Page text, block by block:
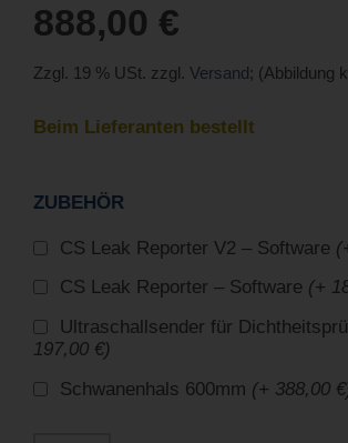
888,00 €
Zzgl. 19 % USt. zzgl. Versand; (Abbildung
Beim Lieferanten bestellt
ZUBEHÖR
CS Leak Reporter V2 – Software
CS Leak Reporter – Software (+
Ultraschallsender für
197,00 €)
Schwanenhals 600mm (+ 388,00